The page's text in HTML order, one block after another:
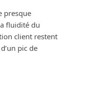
presque
fluidité du
client restent
pic de